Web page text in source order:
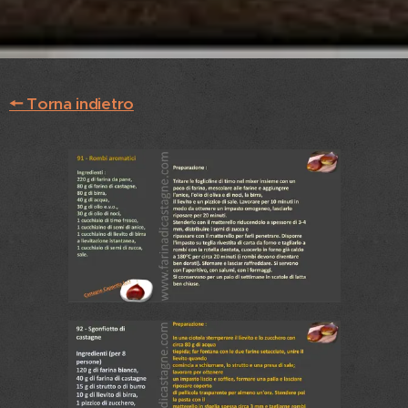
🠔 Torna indietro